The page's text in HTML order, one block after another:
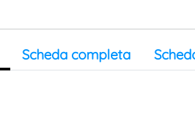
Scheda completa